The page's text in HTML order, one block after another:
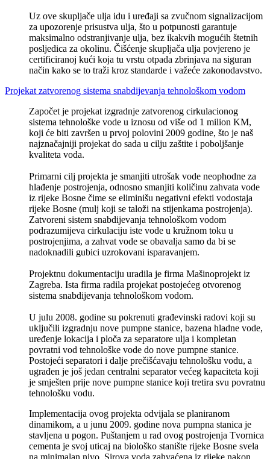
Uz ove skupljače ulja idu i uređaji sa zvučnom signalizacijom
za upozorenje prisustva ulja, što u potpunosti garantuje
maksimalno odstranjivanje ulja, bez ikakvih mogućih štetnih
posljedica za okolinu. Čišćenje skupljača ulja povjereno je
certificiranoj kući koja tu vrstu otpada zbrinjava na siguran
način kako se to traži kroz standarde i važeće zakonodavstvo.
Projekat zatvorenog sistema snabdijevanja tehnološkom vodom
Započet je projekat izgradnje zatvorenog cirkulacionog
sistema tehnološke vode u iznosu od više od 1 milion KM,
koji će biti završen u prvoj polovini 2009 godine, što je naš
najznačajniji projekat do sada u cilju zaštite i poboljšanje
kvaliteta voda.
Primarni cilj projekta je smanjiti utrošak vode neophodne za
hlađenje postrojenja, odnosno smanjiti količinu zahvata vode
iz rijeke Bosne čime se eliminišu negativni efekti vodostaja
rijeke Bosne (mulj koji se taloži na stijenkama postrojenja).
Zatvoreni sistem snabdijevanja tehnološkom vodom
podrazumijeva cirkulaciju iste vode u kružnom toku u
postrojenjima, a zahvat vode se obavalja samo da bi se
nadoknadili gubici uzrokovani isparavanjem.
Projektnu dokumentaciju uradila je firma Mašinoprojekt iz
Zagreba. Ista firma radila projekat postojećeg otvorenog
sistema snabdijevanja tehnološkom vodom.
U julu 2008. godine su pokrenuti građevinski radovi koji su
uključili izgradnju nove pumpne stanice, bazena hladne vode,
uređenje lokacija i ploča za separatore ulja i kompletan
povratni vod tehnološke vode do nove pumpne stanice.
Postojeći separatori i dalje prečišćavaju tehnološku vodu, a
ugrađen je još jedan centralni separator većeg kapaciteta koji
je smješten prije nove pumpne stanice koji tretira svu povratnu
tehnološku vodu.
Implementacija ovog projekta odvijala se planiranom
dinamikom, a u junu 2009. godine nova pumpna stanica je
stavljena u pogon. Puštanjem u rad ovog postrojenja Tvornica
cementa je svoj uticaj na biološko stanište rijeke Bosne svela
na minimalan nivo. Sirova voda zahvaćena iz rijeke nakon